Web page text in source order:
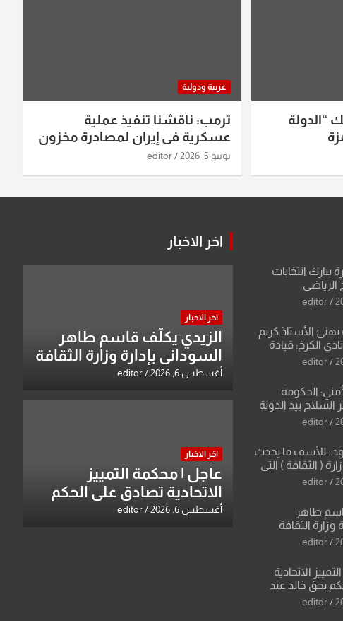
“الدولة
عربية ودولية
ترمب: ناقشنا تنفيذ عملية
عسكرية في إيران لمصادرة مخزون
اليورانيوم
يونيو 5, 2026 editor
يبارك انتخابات
الرياضي
editor
الأستاذ كريم
الكرخ: قيادة
نوعية في الرياضة
editor
الحكومة
بيد الدولة
editor
للأسف ما يحدث
( الثقافة ) التي
ماتت من زمان وزير يمثلها من
editor
طاهر
وزارة الثقافة
editor
الاتحادية
بحق خالد عبد
editor
اخر الاخبار
اخر الاخبار
الزيدي يكلّف قاسم طاهر
السوداني بإدارة وزارة الثقافة
أغسطس 6, 2026 editor
اخر الاخبار
عاجل | محكمة التمييز
الاتحادية تصادق على الحكم
بحق خالد عبد الواحد كبيان
أغسطس 6, 2026 editor